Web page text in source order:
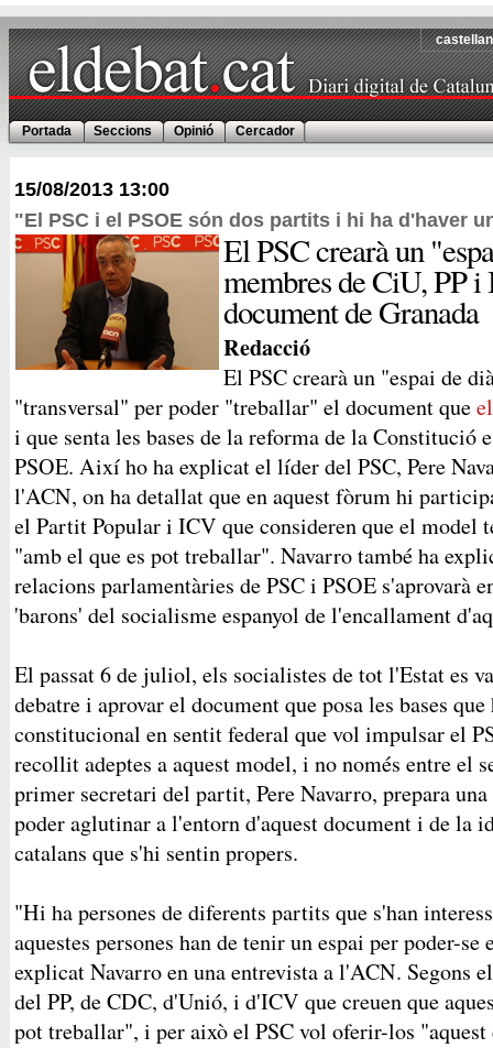
Portada Seccions Opinió Cercador
15/08/2013 13:00
"El PSC i el PSOE són dos partits i hi ha d'haver
El PSC crearà un
membres de CiU, PP
document de Granada
Redacció
El PSC crearà un "espai de
"transversal" per poder "treballar" el document que
i que senta les bases de la reforma de la Constitució
PSOE. Així ho ha explicat el líder del PSC, Pere
l'ACN, on ha detallat que en aquest fòrum hi
el Partit Popular i ICV que consideren que el
"amb el que es pot treballar". Navarro també ha
relacions parlamentàries de PSC i PSOE s'aprovarà
'barons' del socialisme espanyol de l'encallament
El passat 6 de juliol, els socialistes de tot l'Estat es
debatre i aprovar el document que posa les bases
constitucional en sentit federal que vol impulsar el
recollit adeptes a aquest model, i no només entre el
primer secretari del partit, Pere Navarro, prepara
poder aglutinar a l'entorn d'aquest document i de la
catalans que s'hi sentin propers.
"Hi ha persones de diferents partits que s'han
aquestes persones han de tenir un espai per poder-
explicat Navarro en una entrevista a l'ACN. Segons
del PP, de CDC, d'Unió, i d'ICV que creuen que
pot treballar", i per això el PSC vol oferir-los